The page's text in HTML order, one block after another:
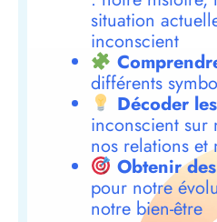
situation
inconscient
différents
Décoder
inconscient sur
nos relations et
Obtenir
pour notre
notre bien-être